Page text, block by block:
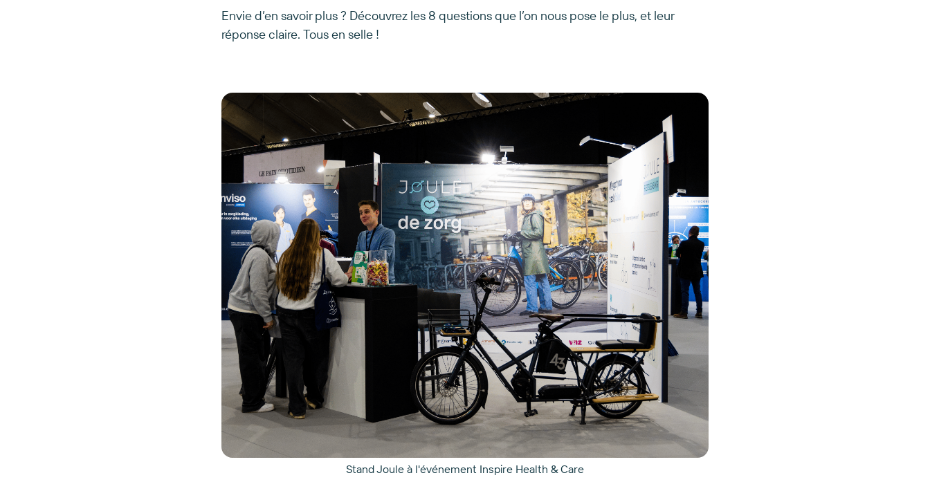
Envie d’en savoir plus ? Découvrez les 8 questions que l’on nous pose le plus, et leur
réponse claire. Tous en selle !
Stand Joule à l'événement Inspire Health & Care